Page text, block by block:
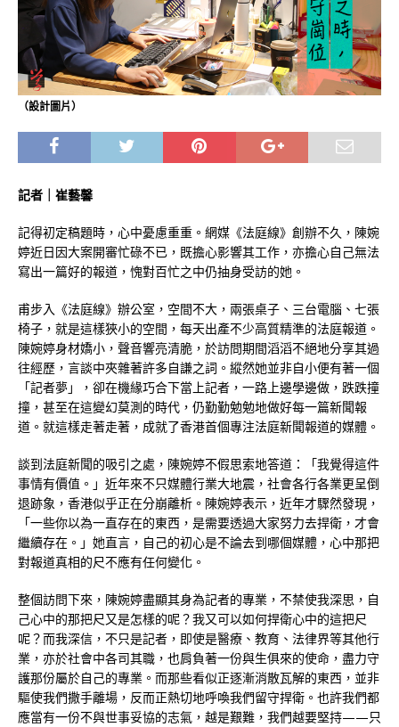
（設計圖片）
記者｜ 崔藝馨
記得初定稿題時，心中憂慮重重。網媒《法庭線》創辦不久，陳婉
婷近日因大案開審忙碌不已，既擔心影響其工作，亦擔心自己無法
寫出一篇好的報道，愧對百忙之中仍抽身受訪的她。
甫步入《法庭線》辦公室，空間不大，兩張桌子、三台電腦、七張
椅子，就是這樣狹小的空間，每天出產不少高質精準的法庭報道。
陳婉婷身材嬌小，聲音響亮清脆，於訪問期間滔滔不絕地分享其過
往經歷，言談中夾雜著許多自謙之詞。縱然她並非自小便有著一個
「記者夢」，卻在機緣巧合下當上記者，一路上邊學邊做，跌跌撞
撞，甚至在這變幻莫測的時代，仍勤勤勉勉地做好每一篇新聞報
道。就這樣走著走著，成就了香港首個專注法庭新聞報道的媒體。
談到法庭新聞的吸引之處，陳婉婷不假思索地答道：「我覺得這件
事情有價值。」近年來不只媒體行業大地震，社會各行各業更呈倒
退跡象，香港似乎正在分崩離析。陳婉婷表示，近年才驟然發現，
「一些你以為一直存在的東西，是需要透過大家努力去捍衛，才會
繼續存在。」她直言，自己的初心是不論去到哪個媒體，心中那把
對報道真相的尺不應有任何變化。
整個訪問下來，陳婉婷盡顯其身為記者的專業，不禁使我深思，自
己心中的那把尺又是怎樣的呢？我又可以如何捍衛心中的這把尺
呢？而我深信，不只是記者，即使是醫療、教育、法律界等其他行
業，亦於社會中各司其職，也肩負著一份與生俱來的使命，盡力守
護那份屬於自己的專業。而那些看似正逐漸消散瓦解的東西，並非
驅使我們撒手離場，反而正熱切地呼喚我們留守捍衛。也許我們都
應當有一份不與世事妥協的志氣，越是艱難，我們越要堅持——只